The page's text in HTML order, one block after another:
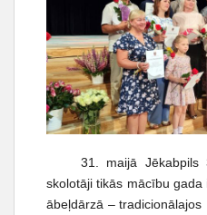
31. maijā Jēkabpils
skolotāji tikās mācību
ābeļdārzā –